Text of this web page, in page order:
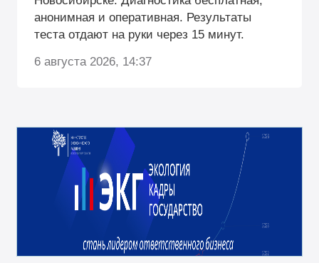
анонимная и оперативная. Результаты
теста отдают на руки через 15 минут.
6 августа 2026, 14:37